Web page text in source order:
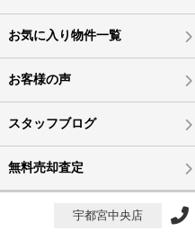
お気に入り物件一覧
お客様の声
スタッフブログ
無料売却査定
宇都宮中央店